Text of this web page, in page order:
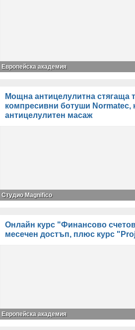
Европейска академия
Мощна антицелулитна стягаща
компресивни ботуши Normatec,
антицелулитен масаж
Студио Magnifico
Онлайн курс "Финансово
месечен достъп, плюс курс
Европейска академия